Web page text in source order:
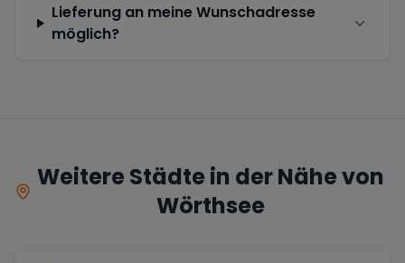
Lieferung an meine Wunschadresse
möglich?
Weitere Städte in der Nähe von
Wörthsee